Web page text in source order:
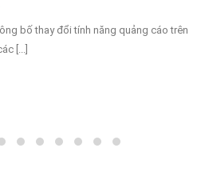
bố thay đổi tính năng quảng cáo trên
[...]